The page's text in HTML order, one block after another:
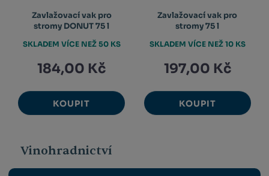
Zavlažovací vak pro
stromy DONUT 75 l
184,00 Kč
KOUPIT
SKLADEM VÍCE NEŽ 50 KS
Zavlažovací vak pro
stromy 75 l
197,00 Kč
KOUPIT
SKLADEM VÍCE NEŽ 10 KS
Vinohradnictví